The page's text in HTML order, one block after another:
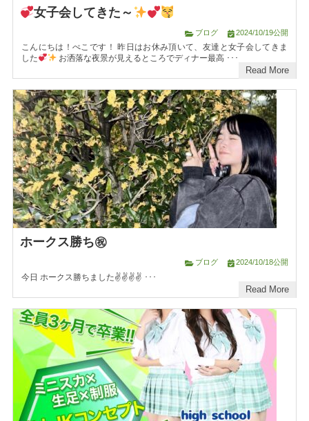
女子会してきた～
ブログ 2024/10/19公開
こんにちは！ぺこです！ 昨日はお休み頂いて、友達と女子会してきま
した
お洒落な夜景が見えるところでディナー最高 ･･･
Read More
ホークス勝ち㊗
ブログ 2024/10/18公開
今日 ホークス勝ちました✌️✌️✌️✌ ･･･
Read More